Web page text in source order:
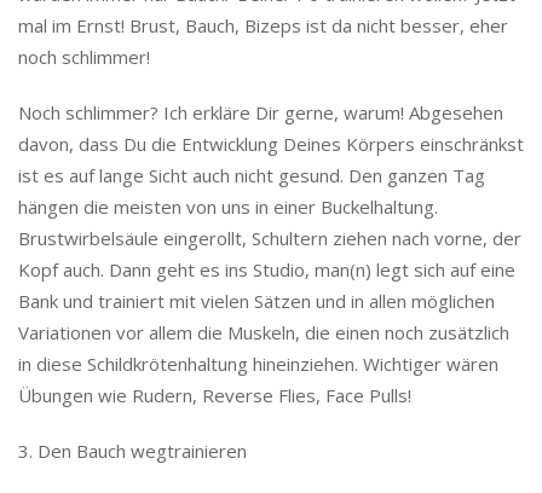
mal im Ernst! Brust, Bauch, Bizeps ist da nicht besser, eher
noch schlimmer!
Noch schlimmer? Ich erkläre Dir gerne, warum! Abgesehen
davon, dass Du die Entwicklung Deines Körpers einschränkst
ist es auf lange Sicht auch nicht gesund. Den ganzen Tag
hängen die meisten von uns in einer Buckelhaltung.
Brustwirbelsäule eingerollt, Schultern ziehen nach vorne, der
Kopf auch. Dann geht es ins Studio, man(n) legt sich auf eine
Bank und trainiert mit vielen Sätzen und in allen möglichen
Variationen vor allem die Muskeln, die einen noch zusätzlich
in diese Schildkrötenhaltung hineinziehen. Wichtiger wären
Übungen wie Rudern, Reverse Flies, Face Pulls!
3. Den Bauch wegtrainieren